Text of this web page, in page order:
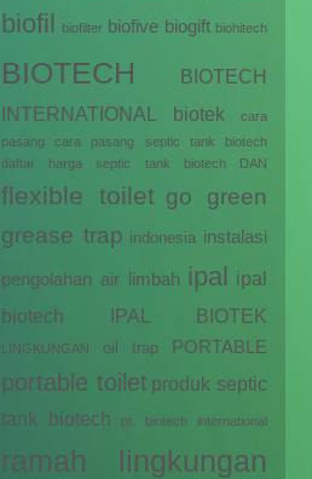
biofil biofilter biofive biogift biohitech
BIOTECH
BIOTECH
INTERNATIONAL
biotek
cara
pasang
cara pasang septic tank biotech
daftar harga septic tank biotech
DAN
flexible toilet go green
grease trap indonesia instalasi
pengolahan air limbah ipal ipal
biotech
IPAL BIOTEK
LINGKUNGAN oil trap PORTABLE
portable toilet produk septic
tank biotech
pt. biotech international
ramah lingkungan